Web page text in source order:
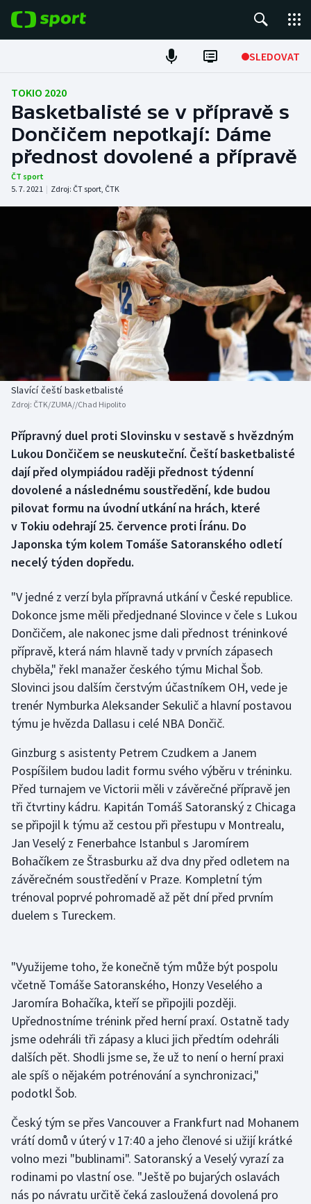
SLEDOVAT
Fotbal
Hokej
Tenis
Atletika
Americký fotbal
Baseball a softbal
Basketbal
Biatlon
Box
Curling
Dostihy
Florbal
Futsal
Golf
Gymnastika
Házená
Jezdectví
Judo
Krasobruslení
Lezení
Lyže a snowboard
Moderní pětiboj
Motorsport
Parasport
Plavání
Plážový volejbal
Ragby
Rychlobruslení
Rychlostní kanoistika
Short track
NEPŘEHLÉDNĚTE
Historické návraty
Aplikace ČT sport
TOKIO 2020
Basketbalisté se v přípravě s
Dončičem nepotkají: Dáme
přednost dovolené a přípravě
ČT sport
5. 7. 2021 | Zdroj: ČT sport, ČTK
Slavící čeští basketbalisté
Zdroj: ČTK/ZUMA//Chad Hipolito
Přípravný duel proti Slovinsku v sestavě s hvězdným
Lukou Dončičem se neuskuteční. Čeští basketbalisté
dají před olympiádou raději přednost týdenní
dovolené a následnému soustředění, kde budou
pilovat formu na úvodní utkání na hrách, které
v Tokiu odehrají 25. července proti Íránu. Do
Japonska tým kolem Tomáše Satoranského odletí
necelý týden dopředu.
"V jedné z verzí byla přípravná utkání v České republice.
Dokonce jsme měli předjednané Slovince v čele s Lukou
Dončičem, ale nakonec jsme dali přednost tréninkové
přípravě, která nám hlavně tady v prvních zápasech
chyběla," řekl manažer českého týmu Michal Šob.
Slovinci jsou dalším čerstvým účastníkem OH, vede je
trenér Nymburka Aleksander Sekulič a hlavní postavou
týmu je hvězda Dallasu i celé NBA Dončič.
Ginzburg s asistenty Petrem Czudkem a Janem
Pospíšilem budou ladit formu svého výběru v tréninku.
Před turnajem ve Victorii měli v závěrečné přípravě jen
tři čtvrtiny kádru. Kapitán Tomáš Satoranský z Chicaga
se připojil k týmu až cestou při přestupu v Montrealu,
Jan Veselý z Fenerbahce Istanbul s Jaromírem
Bohačíkem ze Štrasburku až dva dny před odletem na
závěrečném soustředění v Praze. Kompletní tým
trénoval poprvé pohromadě až pět dní před prvním
duelem s Tureckem.
"Využijeme toho, že konečně tým může být pospolu
včetně Tomáše Satoranského, Honzy Veselého a
Jaromíra Bohačíka, kteří se připojili později.
Upřednostníme trénink před herní praxí. Ostatně tady
jsme odehráli tři zápasy a kluci jich předtím odehráli
dalších pět. Shodli jsme se, že už to není o herní praxi
ale spíš o nějakém potrénování a synchronizaci,"
podotkl Šob.
Český tým se přes Vancouver a Frankfurt nad Mohanem
vrátí domů v úterý v 17:40 a jeho členové si užijí krátké
volno mezi "bublinami". Satoranský a Veselý vyrazí za
rodinami po vlastní ose. "Ještě po bujarých oslavách
nás po návratu určitě čeká zasloužená dovolená pro